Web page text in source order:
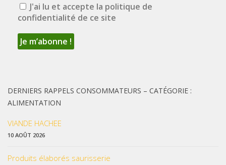
J'ai lu et accepte la politique de
confidentialité de ce site
DERNIERS RAPPELS CONSOMMATEURS – CATÉGORIE :
ALIMENTATION
VIANDE HACHEE
10 AOÛT 2026
Produits élaborés saurisserie